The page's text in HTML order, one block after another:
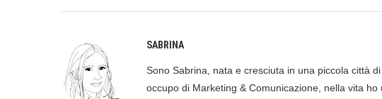
SABRINA
Sono Sabrina, nata e cresciuta in una piccola città
occupo di Marketing & Comunicazione, nella vita